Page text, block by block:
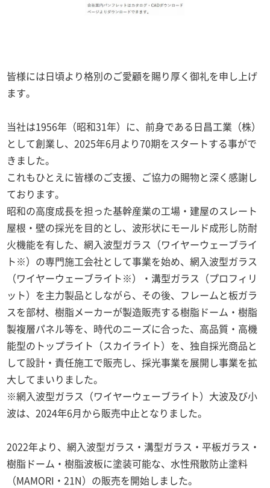
皆様には日頃より格別のご愛顧を賜り厚く御礼を申し上げ
ます。
当社は1956年（昭和31年）に、前身である日昌工業（株）
として創業し、2025年6月より70期をスタートする事がで
きました。
これもひとえに皆様のご支援、ご協力の賜物と深く感謝し
ております。
昭和の高度成長を担った基幹産業の工場・建屋のスレート
屋根・壁の採光を目的とし、波形状にモールド成形し防耐
火機能を有した、網入波型ガラス（ワイヤーウェーブライ
ト※）の専門施工会社として事業を始め、網入波型ガラス
（ワイヤーウェーブライト※）・溝型ガラス（プロフィリ
ット）を主力製品としながら、その後、フレームと板ガラ
スを部材、樹脂メーカーが製造販売する樹脂ドーム・樹脂
製複層パネル等を、時代のニーズに合った、高品質・高機
能型のトップライト（スカイライト）を、独自採光商品と
して設計・責任施工で販売し、採光事業を展開し事業を拡
大してまいりました。
※網入波型ガラス（ワイヤーウェーブライト）大波及び小
波は、2024年6月から販売中止となりました。
2022年より、網入波型ガラス・溝型ガラス・平板ガラス・
樹脂ドーム・樹脂波板に塗装可能な、水性飛散防止塗料
（MAMORI・21N）の販売を開始しました。